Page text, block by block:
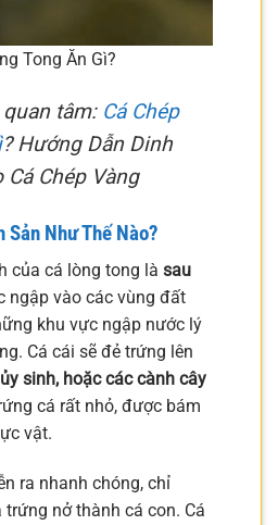
Tong Ăn Gì?
quan tâm: Cá Chép
? Hướng Dẫn Dinh
Cá Chép Vàng
Sản Như Thế Nào?
của cá lòng tong là sau
ngập vào các vùng đất
khu vực ngập nước lý
Cá cái sẽ đẻ trứng lên
sinh, hoặc các cành cây
cá rất nhỏ, được bám
vật.
ra nhanh chóng, chỉ
trứng nở thành cá con. Cá